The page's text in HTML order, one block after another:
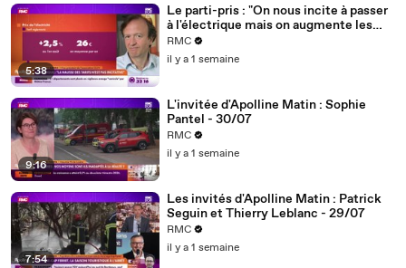
5:38
Le parti-pris : "On nous incite à passer
à l'électrique mais on augmente les
tarifs... ce gouvernement est
incohérent" - 31/07
RMC
il y a 1 semaine
9:16
L'invitée d'Apolline Matin : Sophie
Pantel - 30/07
RMC
il y a 1 semaine
7:54
Les invités d'Apolline Matin : Patrick
Seguin et Thierry Leblanc - 29/07
RMC
il y a 1 semaine